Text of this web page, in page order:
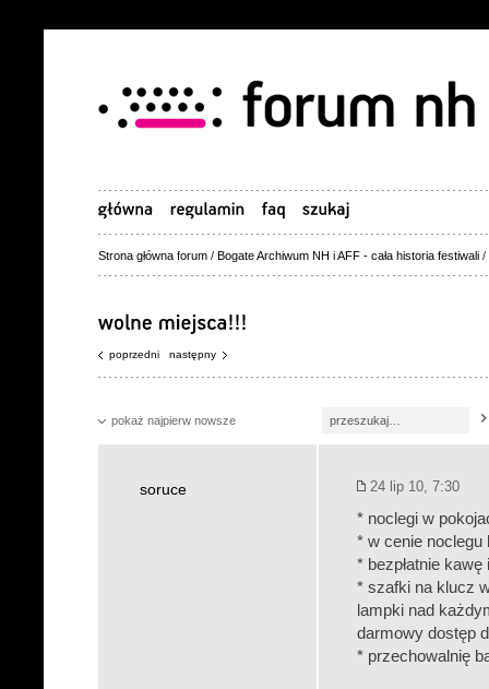
Strona główna forum / Bogate Archiwum NH i AFF - cała historia festiwali /
poprzedni następny
pokaż najpierw nowsze
soruce 24 lip 10, 7:30
* noclegi w
* w cenie noclegu
* bezpłatnie
* szafki na klucz
lampki nad
darmowy dostęp
* przechowalnię